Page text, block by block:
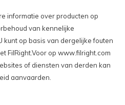
informatie over producten op
van kennelijke
kunt op basis van dergelijke fouten
FilRight.Voor op www.filright.com
of diensten van derden kan
aanvaarden.